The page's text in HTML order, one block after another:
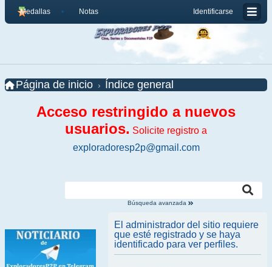
Identificarse
Medallas Notas
Página de inicio Índice general
Acceso restringido a nuevos
usuarios. Solicite registro a
exploradoresp2p@gmail.com
Búsqueda avanzada
El administrador del sitio requiere
que esté registrado y se haya
identificado para ver perfiles.